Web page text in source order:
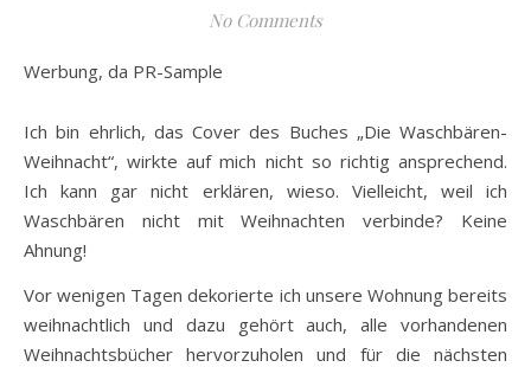
No Comments
Werbung, da PR-Sample
Ich bin ehrlich, das Cover des Buches „Die Waschbären-
Weihnacht“, wirkte auf mich nicht so richtig ansprechend.
Ich kann gar nicht erklären, wieso. Vielleicht, weil ich
Waschbären nicht mit Weihnachten verbinde? Keine
Ahnung!
Vor wenigen Tagen dekorierte ich unsere Wohnung bereits
weihnachtlich und dazu gehört auch, alle vorhandenen
Weihnachtsbücher hervorzuholen und für die nächsten